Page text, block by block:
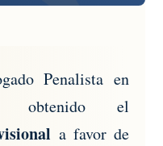
Penalista en
obtenido el
a favor de